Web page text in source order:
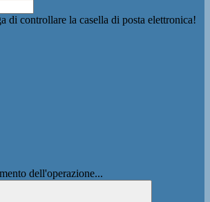
di controllare la casella di posta elettronica!
dell'operazione...